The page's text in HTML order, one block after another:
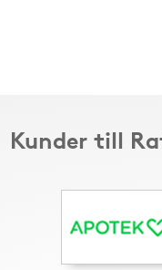
Kunder till